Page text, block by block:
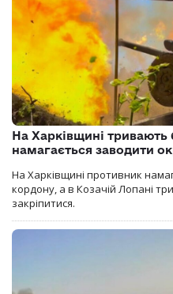
На Харківщині
намагається заводити
На Харківщині противник
кордону, а в Козачій Лопані
закріпитися.